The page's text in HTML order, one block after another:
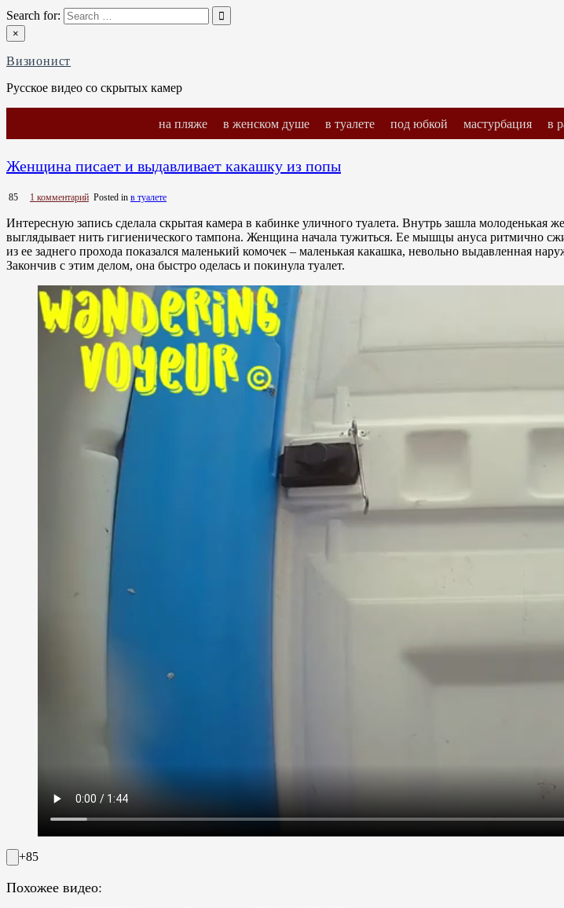
Skip
to
content
Search for:
×
Визионист
Русское видео со скрытых камер
на пляже в женском душе в туалете под юбкой мастурбация в
Женщина писает и выдавливает какашку из попы
85 1 комментарийк
Женщина
и
выдавливает
какашку
попы
Posted in в туалете
Интересную запись сделала скрытая камера в кабинке уличного туалета. Внутрь зашла
выглядывает нить гигиенического тампона. Женщина начала тужиться. Ее мышцы ануса ритмично
из ее заднего прохода показался маленький комочек – маленькая какашка, невольно выдавленная
Закончив с этим делом, она быстро оделась и покинула туалет.
+85
Похожее видео: